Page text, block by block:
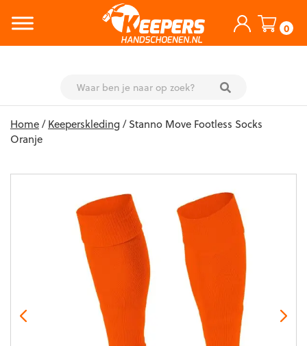
0
content
Home/Keeperskleding/ Stanno Move Footless Socks
Oranje